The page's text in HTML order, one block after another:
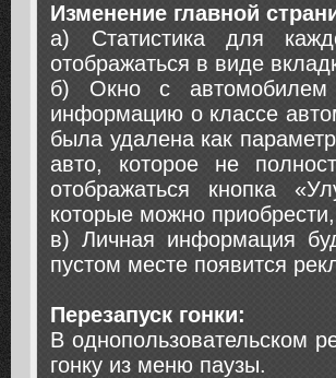
Изменение главной
а) Статистика для
отображаться в виде
б) Окно с автомобилем
информацию о классе
была удалена как
авто, которое не
отображаться кнопка
которые можно
в) Личная информация
пустом месте появится
Перезапуск гонки:
В однопользовательском
гонку из меню паузы.